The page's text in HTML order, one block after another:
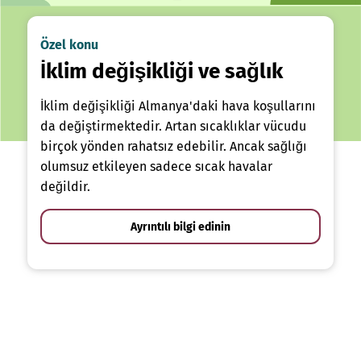
Özel konu
İklim değişikliği ve sağlık
İklim değişikliği Almanya'daki hava koşullarını
da değiştirmektedir. Artan sıcaklıklar vücudu
birçok yönden rahatsız edebilir. Ancak sağlığı
olumsuz etkileyen sadece sıcak havalar
değildir.
Ayrıntılı bilgi edinin